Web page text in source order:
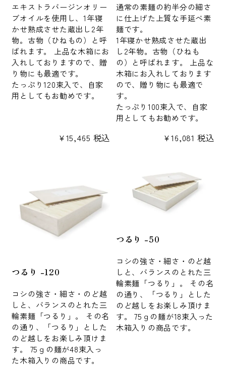
エキストラバージンオリー
ブオイルを使用し、1年寝
かせ熟成させた蔵出し2年
物。古物（ひねもの）と呼
ばれます。 上品な木箱にお
入れしておりますので、贈
り物にも最適です。
たっぷり120束入で、自家
用としてもお勧めです。
¥15,465 税込
通常の素麺の約半分の細さ
に仕上げた上質な手延べ素
麺です。
1年寝かせ熟成させた蔵出
し2年物。古物（ひねも
の）と呼ばれます。 上品な
木箱にお入れしております
ので、贈り物にも最適で
す。
たっぷり100束入で、自家
用としてもお勧めです。
¥16,081 税込
つるり -120
コシの強さ・細さ・のど越
しと、バランスのとれた三
輪素麺「つるり」。 その名
の通り、「つるり」とした
のど越しをお楽しみ頂けま
す。 75ｇの麺が48束入っ
た木箱入りの商品です。
つるり -50
コシの強さ・細さ・のど越
しと、バランスのとれた三
輪素麺「つるり」。 その名
の通り、「つるり」とした
のど越しをお楽しみ頂けま
す。 75ｇの麺が18束入った
木箱入りの商品です。